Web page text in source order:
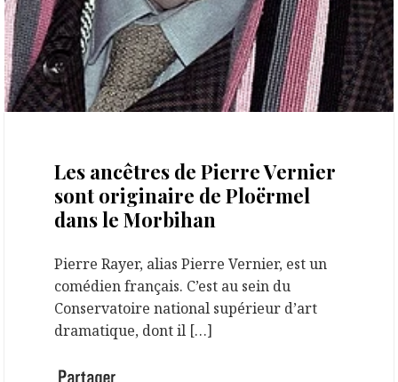
Les ancêtres de Pierre Vernier
sont originaire de Ploërmel
dans le Morbihan
Pierre Rayer, alias Pierre Vernier, est un
comédien français. C’est au sein du
Conservatoire national supérieur d’art
dramatique, dont il […]